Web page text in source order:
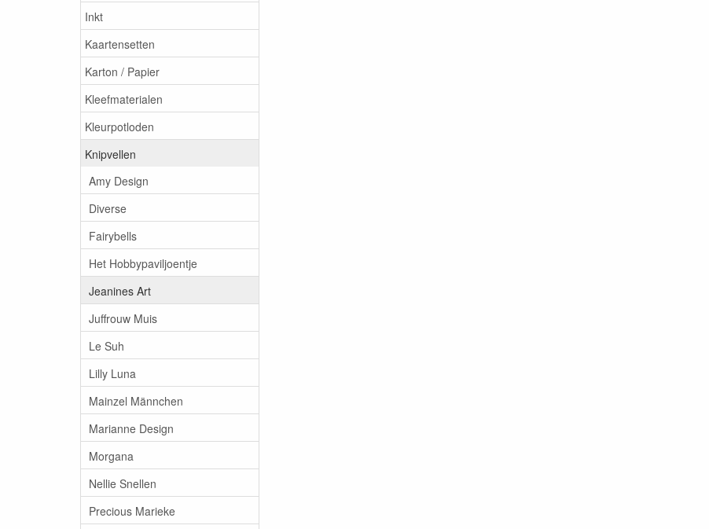
Inkt
Kaartensetten
Karton / Papier
Kleefmaterialen
Kleurpotloden
Knipvellen
Amy Design
Diverse
Fairybells
Het Hobbypaviljoentje
Jeanines Art
Juffrouw Muis
Le Suh
Lilly Luna
Mainzel Männchen
Marianne Design
Morgana
Nellie Snellen
Precious Marieke